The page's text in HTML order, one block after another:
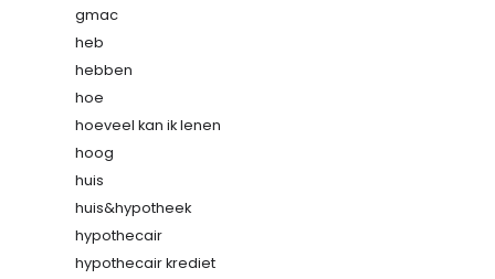
gmac
heb
hebben
hoe
hoeveel kan ik lenen
hoog
huis
huis&hypotheek
hypothecair
hypothecair krediet